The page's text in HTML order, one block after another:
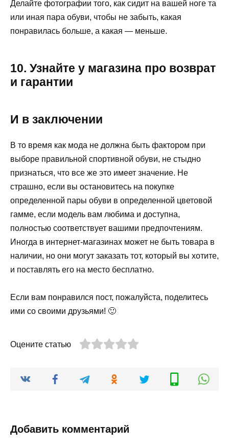
Делайте фотографии того, как сидит на вашей ноге та
или иная пара обуви, чтобы не забыть, какая
понравилась больше, а какая — меньше.
10. Узнайте у магазина про возврат
и гарантии
И в заключении
В то время как мода не должна быть фактором при
выборе правильной спортивной обуви, не стыдно
признаться, что все же это имеет значение. Не
страшно, если вы остановитесь на покупке
определенной пары обуви в определенной цветовой
гамме, если модель вам любима и доступна,
полностью соответствует вашими предпочтениям.
Иногда в интернет-магазинах может не быть товара в
наличии, но они могут заказать тот, который вы хотите,
и поставлять его на место бесплатно.
Если вам понравился пост, пожалуйста, поделитесь
ими со своими друзьями! 🙂
Оцените статью
Добавить комментарий